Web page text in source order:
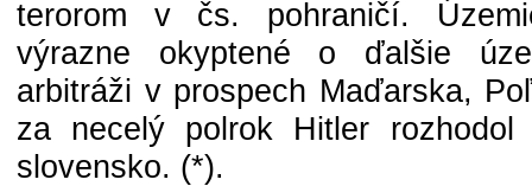
terorom v čs. pohraničí.
výrazne okyptené o ďalšie
arbitráži v prospech Maďarska,
za necelý polrok Hitler
slovensko. (*).